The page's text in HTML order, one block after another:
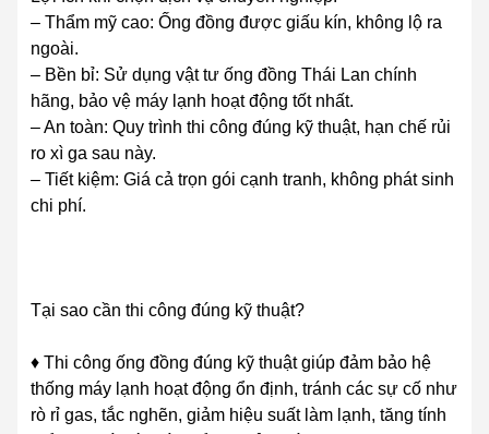
– Thẩm mỹ cao: Ống đồng được giấu kín, không lộ ra
ngoài.
– Bền bỉ: Sử dụng vật tư ống đồng Thái Lan chính
hãng, bảo vệ máy lạnh hoạt động tốt nhất.
– An toàn: Quy trình thi công đúng kỹ thuật, hạn chế rủi
ro xì ga sau này.
– Tiết kiệm: Giá cả trọn gói cạnh tranh, không phát sinh
chi phí.
Tại sao cần thi công đúng kỹ thuật?
♦ Thi công ống đồng đúng kỹ thuật giúp đảm bảo hệ
thống máy lạnh hoạt động ổn định, tránh các sự cố như
rò rỉ gas, tắc nghẽn, giảm hiệu suất làm lạnh, tăng tính